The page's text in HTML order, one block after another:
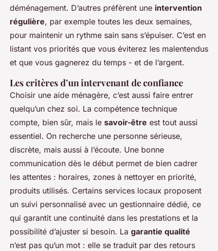
déménagement. D’autres préfèrent une intervention
régulière, par exemple toutes les deux semaines,
pour maintenir un rythme sain sans s’épuiser. C’est en
listant vos priorités que vous éviterez les malentendus
et que vous gagnerez du temps - et de l’argent.
Les critères d’un intervenant de confiance
Choisir une aide ménagère, c’est aussi faire entrer
quelqu’un chez soi. La compétence technique
compte, bien sûr, mais le savoir-être est tout aussi
essentiel. On recherche une personne sérieuse,
discrète, mais aussi à l’écoute. Une bonne
communication dès le début permet de bien cadrer
les attentes : horaires, zones à nettoyer en priorité,
produits utilisés. Certains services locaux proposent
un suivi personnalisé avec un gestionnaire dédié, ce
qui garantit une continuité dans les prestations et la
possibilité d’ajuster si besoin. La garantie qualité
n’est pas qu’un mot : elle se traduit par des retours